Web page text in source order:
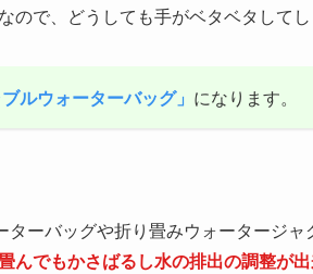
で、どうしても手がベタベタしてし
ルウォーターバッグ」 になります。
ーバッグや折り畳みウォータージャ
でもかさばるし水の排出の調整が